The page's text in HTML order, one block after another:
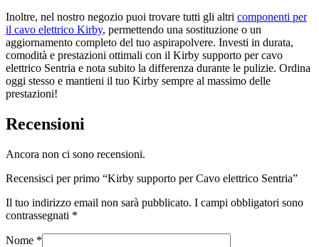
Inoltre, nel nostro negozio puoi trovare tutti gli altri componenti per
il cavo elettrico Kirby, permettendo una sostituzione o un
aggiornamento completo del tuo aspirapolvere. Investi in durata,
comodità e prestazioni ottimali con il Kirby supporto per cavo
elettrico Sentria e nota subito la differenza durante le pulizie. Ordina
oggi stesso e mantieni il tuo Kirby sempre al massimo delle
prestazioni!
Recensioni
Ancora non ci sono recensioni.
Recensisci per primo “Kirby supporto per Cavo elettrico Sentria”
Il tuo indirizzo email non sarà pubblicato. I campi obbligatori sono
contrassegnati *
Nome *